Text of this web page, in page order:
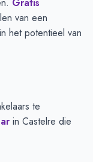
van een
het potentieel van
te
in Castelre die